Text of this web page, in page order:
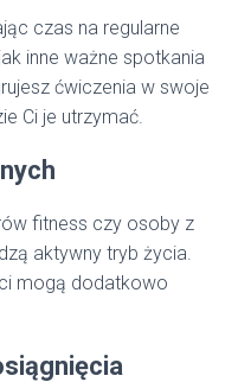
czas na regularne
inne ważne spotkania
ćwiczenia w swoje
Ci je utrzymać.
fitness czy osoby z
aktywny tryb życia.
mogą dodatkowo